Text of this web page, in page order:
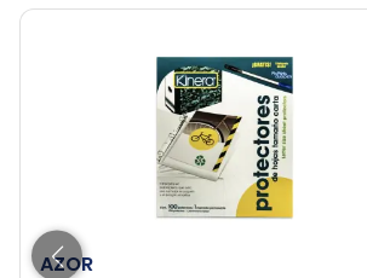
AZOR